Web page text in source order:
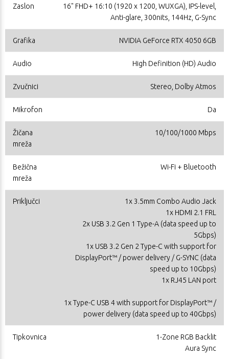
Zaslon
16" FHD+ 16:10 (1920 x 1200, WUXGA), IPS-level,
Anti-glare, 300nits, 144Hz, G-Sync
Grafika NVIDIA GeForce RTX 4050 6GB
Audio High Definition (HD) Audio
Zvučnici Stereo, Dolby Atmos
Mikrofon Da
Žičana
mreža
10/100/1000 Mbps
Bežična
mreža
Wi-Fi + Bluetooth
Priključci
1x 3.5mm Combo Audio Jack
1x HDMI 2.1 FRL
2x USB 3.2 Gen 1 Type-A (data speed up to
5Gbps)
1x USB 3.2 Gen 2 Type-C with support for
DisplayPort™ / power delivery / G-SYNC (data
speed up to 10Gbps)
1x RJ45 LAN port
1x Type-C USB 4 with support for DisplayPort™ /
power delivery (data speed up to 40Gbps)
Tipkovnica
1-Zone RGB Backlit
Aura Sync